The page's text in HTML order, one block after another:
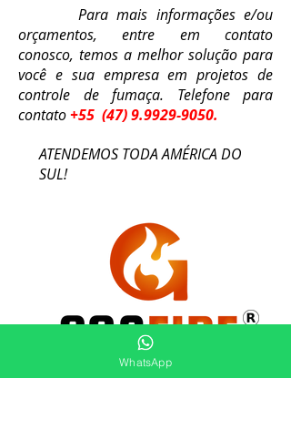
Para mais informações e/ou
orçamentos, entre em contato
conosco, temos a melhor solução para
você e sua empresa em projetos de
controle de fumaça. Telefone para
contato+55 (47) 9.9929-9050.
ATENDEMOS TODA AMÉRICA DO
SUL!
WhatsApp